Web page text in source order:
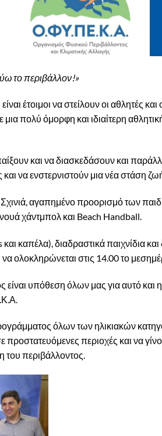
το περιβάλλον!»
έτοιμοι να στείλουν οι αθλητές
μια πολύ όμορφη και ιδιαίτερη
και να διασκεδάσουν και
να ενστερνιστούν μια νέα στάση
αγαπημένο προορισμό των
χάντμπολ και Beach Handball.
καπέλα), διαδραστικά παιχνίδια
ολοκληρώνεται στις 14.00 το
είναι υπόθεση όλων μας για αυτό
όλων των ηλικιακών
περιοχές και να
του περιβάλλοντος.